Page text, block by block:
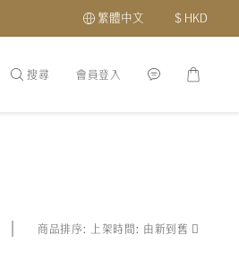
繁體中文 $ HKD
最新優惠及會員福利 關於我們 分店地址
搜尋 會員登入
商品排序: 上架時間: 由新到舊